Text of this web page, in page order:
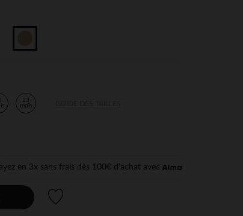
23
mois
en 3x sans frais dès 100€ d'achat avec